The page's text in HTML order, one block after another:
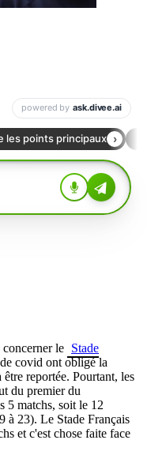
le Stade
covid ont obligé la
être reportée. Pourtant, les
du premier du
5 matchs, soit le 12
à 23). Le Stade Français
et c'est chose faite face